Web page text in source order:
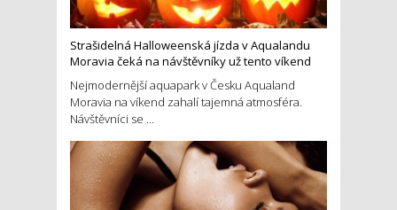
Strašidelná Halloweenská jízda v Aqualandu
Moravia čeká na návštěvníky už tento víkend
Nejmodernější aquapark v Česku Aqualand
Moravia na víkend zahalí tajemná atmosféra.
Návštěvníci se ...